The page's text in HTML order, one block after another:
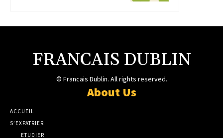
FRANCAIS DUBLIN
© Francais Dublin. All rights reserved.
About Us
ACCUEIL
S’EXPATRIER
ETUDIER